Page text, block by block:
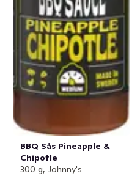
BBQ Sås Pineapple &
Chipotle
300 g, Johnny's